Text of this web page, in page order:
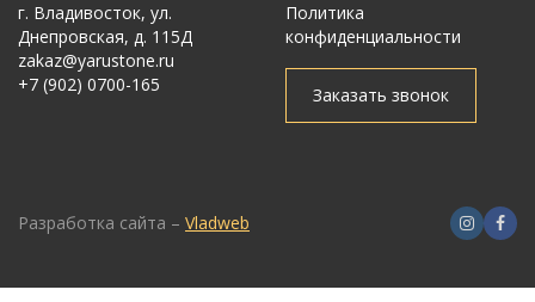
г. Владивосток, ул.
Днепровская, д. 115Д
zakaz@yarustone.ru
+7 (902) 0700-165
Политика
конфиденциальности
Заказать звонок
Разработка сайта – Vladweb